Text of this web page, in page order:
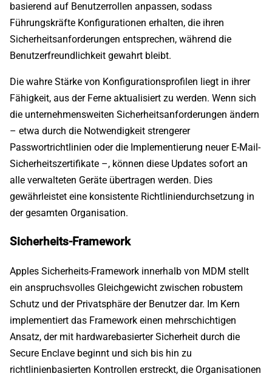
basierend auf Benutzerrollen anpassen, sodass
Führungskräfte Konfigurationen erhalten, die ihren
Sicherheitsanforderungen entsprechen, während die
Benutzerfreundlichkeit gewahrt bleibt.
Die wahre Stärke von Konfigurationsprofilen liegt in ihrer
Fähigkeit, aus der Ferne aktualisiert zu werden. Wenn sich
die unternehmensweiten Sicherheitsanforderungen ändern
– etwa durch die Notwendigkeit strengerer
Passwortrichtlinien oder die Implementierung neuer E-Mail-
Sicherheitszertifikate –, können diese Updates sofort an
alle verwalteten Geräte übertragen werden. Dies
gewährleistet eine konsistente Richtliniendurchsetzung in
der gesamten Organisation.
Sicherheits-Framework
Apples Sicherheits-Framework innerhalb von MDM stellt
ein anspruchsvolles Gleichgewicht zwischen robustem
Schutz und der Privatsphäre der Benutzer dar. Im Kern
implementiert das Framework einen mehrschichtigen
Ansatz, der mit hardwarebasierter Sicherheit durch die
Secure Enclave beginnt und sich bis hin zu
richtlinienbasierten Kontrollen erstreckt, die Organisationen